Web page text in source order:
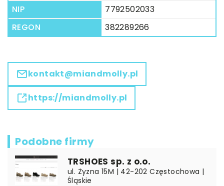
NIP
7792502033
REGON
382289266
kontakt@miandmolly.pl
https://miandmolly.pl
Podobne firmy
TRSHOES sp. z o.o.
ul. Żyzna 15M | 42-202 Częstochowa |
Śląskie